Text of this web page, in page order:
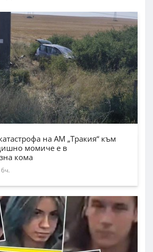
на АМ „Тракия“ към
момиче е в
кома